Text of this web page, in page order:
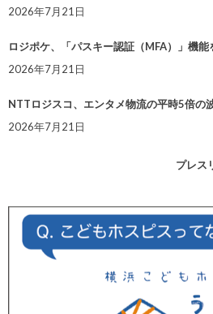
2026年7月21日
ロジポケ、「パスキー認証（MFA）」機能
2026年7月21日
NTTロジスコ、エンタメ物流の平時5倍
2026年7月21日
プレス